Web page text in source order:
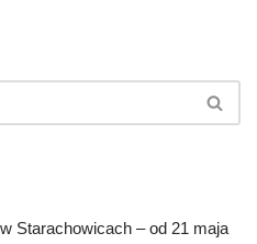
Starachowicach – od 21 maja